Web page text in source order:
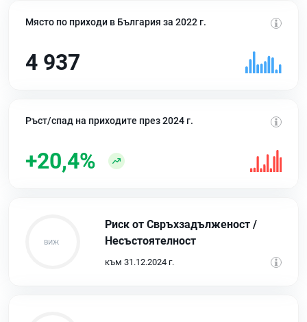
Място по приходи в България за 2022 г.
4 937
Ръст/спад на приходите през 2024 г.
+20,4%
Риск от Свръхзадълженост /
Несъстоятелност
към 31.12.2024 г.